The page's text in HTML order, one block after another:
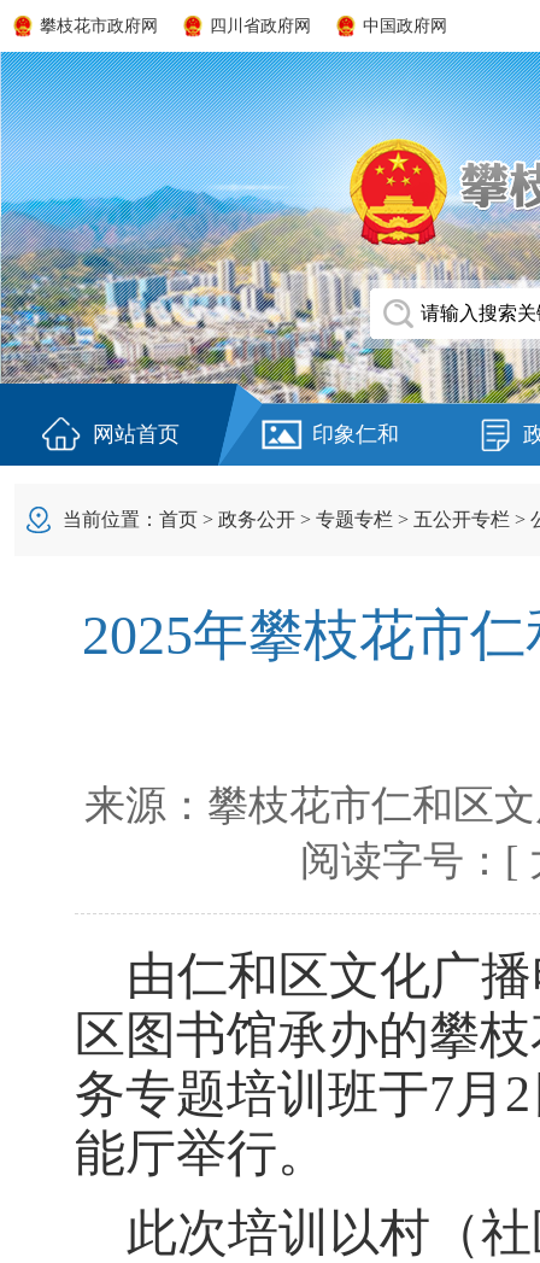
攀枝花市政府网 四川省政府网 中国政府网
网站首页 印象仁和
当前位置： 首页 > 政务公开 > 专题专栏 > 五公开专栏 >
2025年攀枝花市
来源： 攀枝花市仁和区
阅读字号：[
由仁和区文化广
区图书馆承办的攀
务专题培训班于7
能厅举行。
此次培训以村（